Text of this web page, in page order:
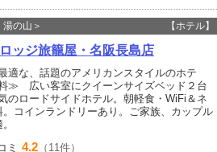
湯の山＞ 【ホテル】
ッジ旅籠屋・名阪長島店
適な、話題のアメリカンスタイルのホテ
≫ 広い客室にクイーンサイズベッド２台
のロードサイドホテル。朝軽食・WiFi＆ネ
コインランドリーあり。ご家族、カップル
ミ 4.2 （11件）